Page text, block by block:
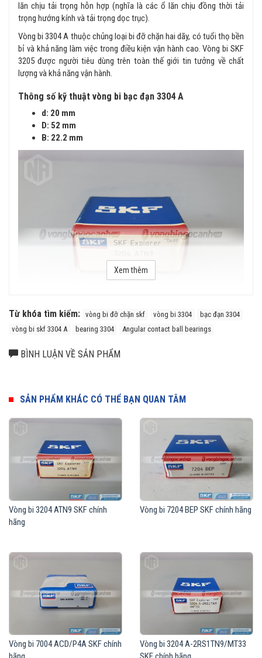
lăn chịu tải trọng hỗn hợp (nghĩa là các ổ lăn chịu đồng thời tải
trọng hướng kính và tải trọng dọc trục).
Vòng bi 3304 A thuộc chủng loại bi đỡ chặn hai dãy, có tuổi thọ bền
bỉ và khả năng làm việc trong điều kiện vận hành cao. Vòng bi SKF
3205 được người tiêu dùng trên toàn thế giới tin tưởng về chất
lượng và khả năng vận hành.
Thông số kỹ thuật vòng bi bạc đạn 3304 A
d: 20 mm
D: 52 mm
B: 22.2 mm
Vòng bi đỡ chặn SKF 3304 A chính hãng
Vòng bi SKF 3304 A chính hãng, phân phối bởi Vòng bi Ngọc Anh -
Xem thêm
Từ khóa tìm kiếm: vòng bi đỡ chặn skf vòng bi 3304
bạc đạn 3304
vòng bi skf 3304 A
bearing 3304 Angular contact ball bearings
BÌNH LUẬN VỀ SẢN PHẨM
SẢN PHẨM KHÁC CÓ THỂ BẠN QUAN TÂM
Vòng bi 3204 ATN9 SKF chính
hãng
Vòng bi 7204 BEP SKF chính hãng
Vòng bi 7004 ACD/P4A SKF chính
Vòng bi 3204 A-2RS1TN9/MT33